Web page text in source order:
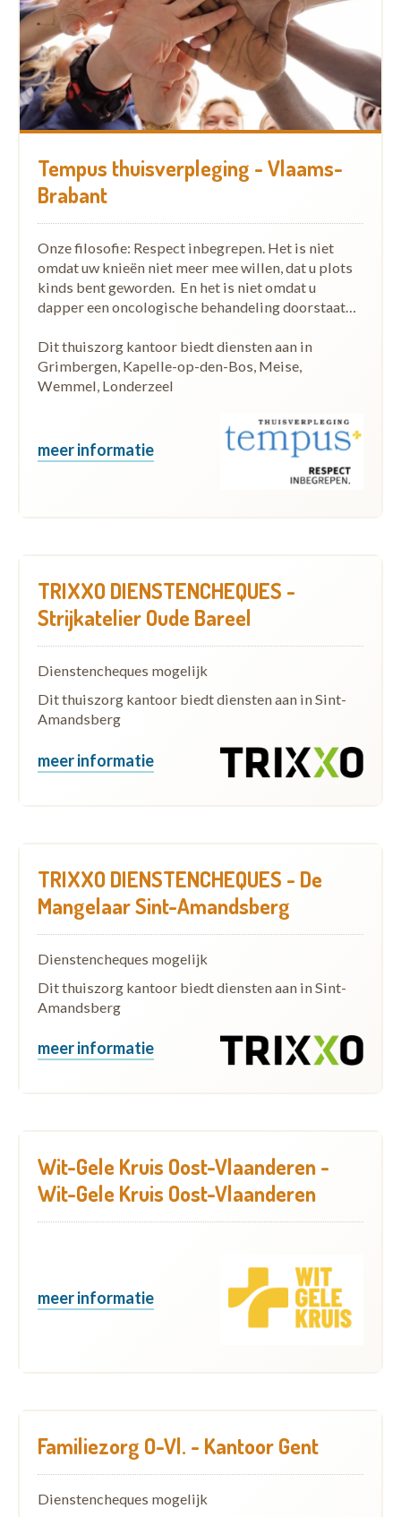
Tempus thuisverpleging - Vlaams-
Brabant
Onze filosofie: Respect inbegrepen. Het is niet
omdat uw knieën niet meer mee willen, dat u plots
kinds bent geworden. En het is niet omdat u
dapper een oncologische behandeling doorstaat…
Dit thuiszorg kantoor biedt diensten aan in
Grimbergen, Kapelle-op-den-Bos, Meise,
Wemmel, Londerzeel
meer informatie
TRIXXO DIENSTENCHEQUES -
Strijkatelier Oude Bareel
Dienstencheques mogelijk
Dit thuiszorg kantoor biedt diensten aan in Sint-
Amandsberg
meer informatie
TRIXXO DIENSTENCHEQUES - De
Mangelaar Sint-Amandsberg
Dienstencheques mogelijk
Dit thuiszorg kantoor biedt diensten aan in Sint-
Amandsberg
meer informatie
Wit-Gele Kruis Oost-Vlaanderen -
Wit-Gele Kruis Oost-Vlaanderen
meer informatie
Familiezorg O-Vl. - Kantoor Gent
Dienstencheques mogelijk